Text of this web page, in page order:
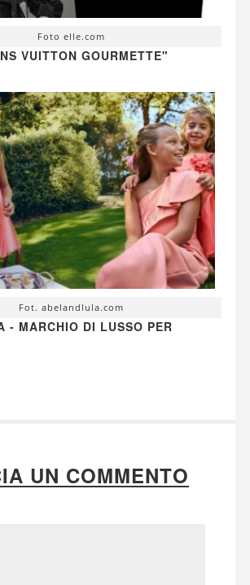
Foto elle.com
VUITTON GOURMETTE"
Fot. abelandlula.com
- MARCHIO DI LUSSO PER
UN COMMENTO